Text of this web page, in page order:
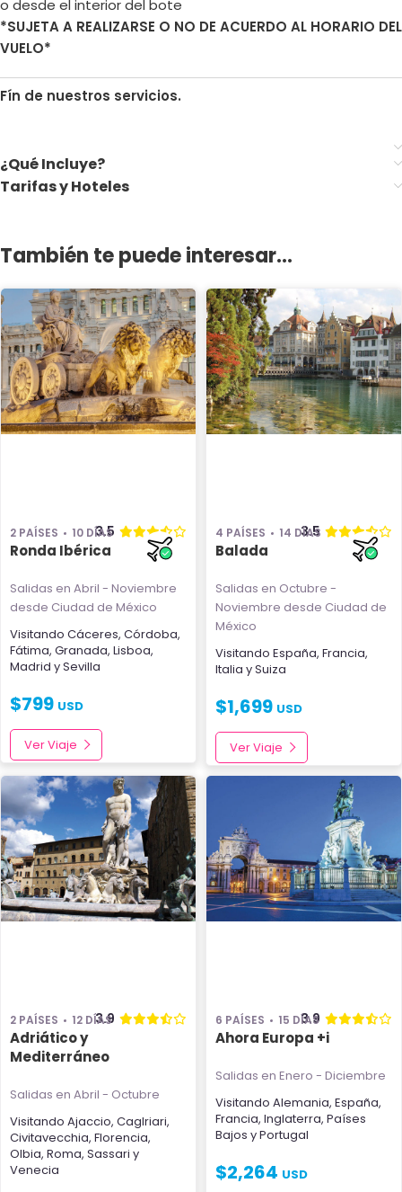
o desde el interior del bote
*SUJETA A REALIZARSE O NO DE ACUERDO AL HORARIO DEL
VUELO*
Fín de nuestros servicios.
¿Qué Incluye?
Tarifas y Hoteles
También te puede interesar...
2 PAÍSES 10 DÍAS
3.5
Ronda Ibérica
Salidas en Abril - Noviembre
desde Ciudad de México
Visitando Cáceres, Córdoba,
Fátima, Granada, Lisboa,
Madrid ySevilla
$799 USD
Ver Viaje
4 PAÍSES 14 DÍAS
3.5
Balada
Salidas en Octubre -
Noviembre desde Ciudad de
México
Visitando España, Francia,
Italia ySuiza
$1,699 USD
Ver Viaje
2 PAÍSES 12 DÍAS
3.9
Adriático y
Mediterráneo
Salidas en Abril - Octubre
Visitando Ajaccio, Caglriari,
Civitavecchia, Florencia,
Olbia, Roma, Sassari y
Venecia
6 PAÍSES 15 DÍAS
3.9
Ahora Europa +i
Salidas en Enero - Diciembre
Visitando Alemania, España,
Francia, Inglaterra, Países
Bajos yPortugal
$2,264 USD